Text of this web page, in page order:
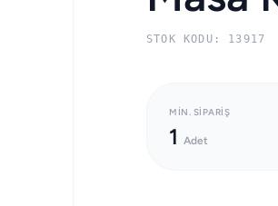
STOK KODU: 13917
MIN. SIPARIŞ
1 Adet